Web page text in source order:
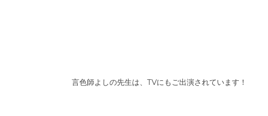
言色師よしの先生は、TVにもご出演されています！